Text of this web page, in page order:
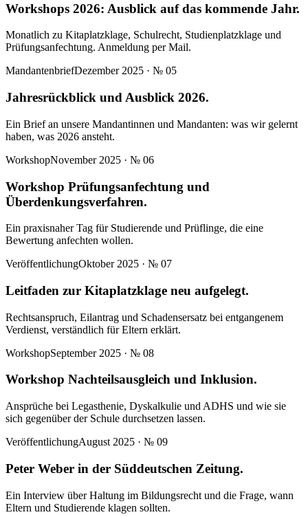
Workshops 2026: Ausblick auf das kommende Jahr.
Monatlich zu Kitaplatzklage, Schulrecht, Studienplatzklage und
Prüfungsanfechtung. Anmeldung per Mail.
MandantenbriefDezember 2025 · № 05
Jahresrückblick und Ausblick 2026.
Ein Brief an unsere Mandantinnen und Mandanten: was wir gelernt
haben, was 2026 ansteht.
WorkshopNovember 2025 · № 06
Workshop Prüfungsanfechtung und
Überdenkungsverfahren.
Ein praxisnaher Tag für Studierende und Prüflinge, die eine
Bewertung anfechten wollen.
VeröffentlichungOktober 2025 · № 07
Leitfaden zur Kitaplatzklage neu aufgelegt.
Rechtsanspruch, Eilantrag und Schadensersatz bei entgangenem
Verdienst, verständlich für Eltern erklärt.
WorkshopSeptember 2025 · № 08
Workshop Nachteilsausgleich und Inklusion.
Ansprüche bei Legasthenie, Dyskalkulie und ADHS und wie sie
sich gegenüber der Schule durchsetzen lassen.
VeröffentlichungAugust 2025 · № 09
Peter Weber in der Süddeutschen Zeitung.
Ein Interview über Haltung im Bildungsrecht und die Frage, wann
Eltern und Studierende klagen sollten.